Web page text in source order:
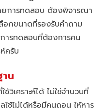
การทดสอบ ต้องพิจารณา
อกขนาดที่รองรับคำถาม
รทดสอบที่ต้องการคน
ครับ
น
วิเคราะห์ได้ ไม่ใช่จำนวนที่
ช้ไม่ได้หรือมีคนถอน ให้หาร